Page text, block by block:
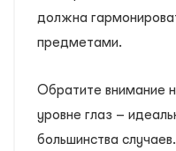
должна
предметами.
Обратите внимание
уровне глаз –
большинства